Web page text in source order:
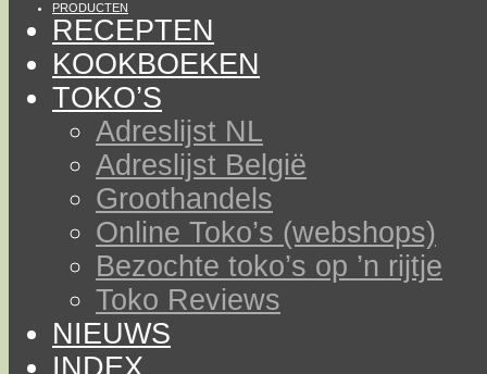
PRODUCTEN
RECEPTEN
KOOKBOEKEN
TOKO’S
Adreslijst NL
Adreslijst België
Groothandels
Online Toko’s (webshops)
Bezochte toko’s op ’n rijtje
Toko Reviews
NIEUWS
INDEX